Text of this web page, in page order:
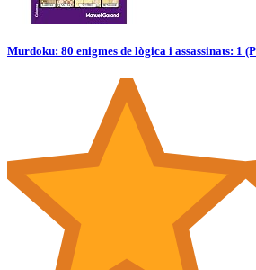
Murdoku: 80 enigmes de lògica i assassinats: 1